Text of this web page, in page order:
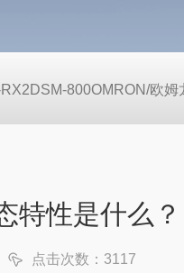
800OMRON/欧
特性是什么？
点击次数：3117